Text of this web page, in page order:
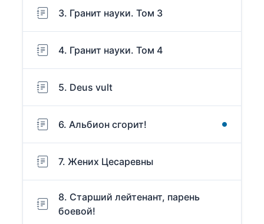
3. Гранит науки. Том 3
4. Гранит науки. Том 4
5. Deus vult
6. Альбион сгорит!
7. Жених Цесаревны
8. Старший лейтенант, парень
боевой!